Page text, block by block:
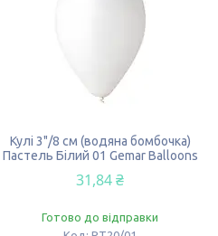
Кулі 3"/8 см (водяна бомбочка)
Пастель Білий 01 Gemar Balloons
31,84 ₴
Готово до відправки